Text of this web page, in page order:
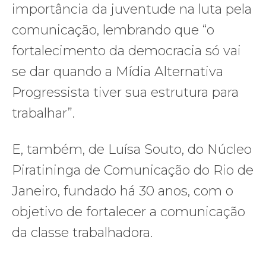
importância da juventude na luta pela
comunicação, lembrando que “o
fortalecimento da democracia só vai
se dar quando a Mídia Alternativa
Progressista tiver sua estrutura para
trabalhar”.
E, também, de Luísa Souto, do Núcleo
Piratininga de Comunicação do Rio de
Janeiro, fundado há 30 anos, com o
objetivo de fortalecer a comunicação
da classe trabalhadora.